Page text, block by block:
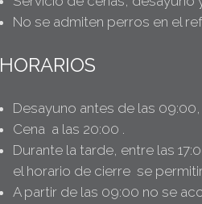
No se admiten perros en el
HORARIOS
Desayuno antes de las
Cena a las 20:00 .
Durante la tarde, entre las
el horario de cierre se
A partir de las 09:00 no se